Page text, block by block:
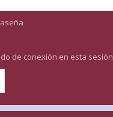
de conexión en esta sesión